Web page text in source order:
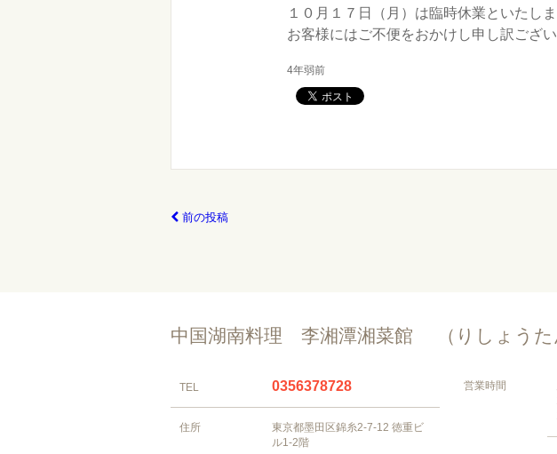
１０月１７日（月）は臨時休業といたしま
お客様にはご不便をおかけし申し訳ござ
4年弱前
前の投稿
中国湖南料理 李湘潭湘菜館 （りしょうた
TEL 0356378728
住所
東京都墨田区錦糸2-7-12 徳重ビ
ル1-2階
営業時間